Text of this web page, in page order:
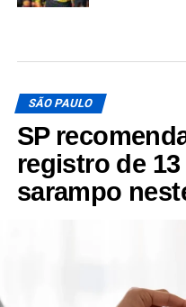
SÃO PAULO
SP
registro de
sarampo